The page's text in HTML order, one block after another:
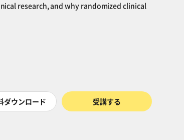
research, and why randomized clinical
ダウンロード 受講する